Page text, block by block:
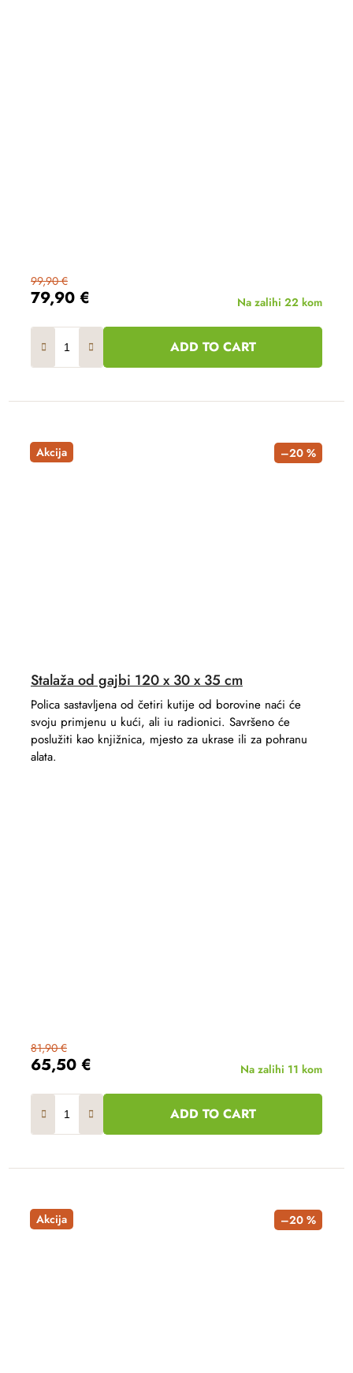
79,90 €
99,90 €
Na zalihi 22 kom
ADD TO CART
Akcija –20 %
Stalaža od gajbi 120 x 30 x 35 cm
65,50 €
81,90 €
Na zalihi 11 kom
ADD TO CART
Polica sastavljena od četiri kutije od borovine naći će
svoju primjenu u kući, ali iu radionici. Savršeno će
poslužiti kao knjižnica, mjesto za ukrase ili za pohranu
alata.
Akcija –20 %